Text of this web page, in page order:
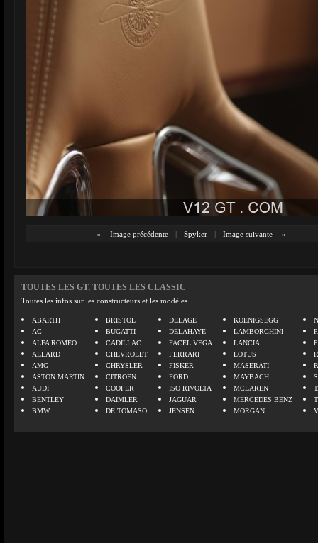
« Image précédente | Spyker | Image suivante »
TOUTES LES GT, TOUTES LES CLASSIC
Toutes les infos sur les constructeurs et les modèles.
ABARTH
AC
ALFA ROMEO
ALLARD
AMG
ASTON MARTIN
AUDI
BENTLEY
BMW
BRISTOL
BUGATTI
CADILLAC
CHEVROLET
CHRYSLER
CITROEN
COOPER
DAIMLER
DE TOMASO
DELAGE
DELAHAYE
FACEL VEGA
FERRARI
FISKER
FORD
ISO RIVOLTA
JAGUAR
JENSEN
KOENIGSEGG
LAMBORGHINI
LANCIA
LOTUS
MASERATI
MAYBACH
MCLAREN
MERCEDES BENZ
MORGAN